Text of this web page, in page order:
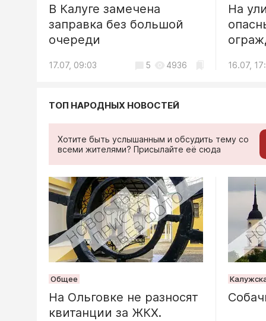
06.08, 10:57
Общество
В
Общество
В
в
06.08, 15:51
Калуги
В Калуге замечена
заправка без большой
очереди
17.07, 09:03 5 4936
На
16.07,
угрожают жизни детей
16.07, 15:00
понтонный мост через
Оку
16.07, 11:24 16.07,
ТОП НАРОДНЫХ НОВОСТЕЙ
Хотите быть услышанным и обсудить тему со
всеми жителями? Присылайте её сюда
Общее
На Ольговке не разносят
квитанции за ЖКХ.